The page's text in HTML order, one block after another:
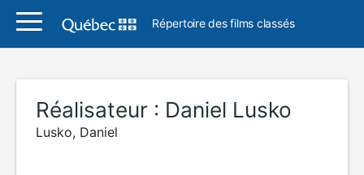
Répertoire des films classés
Réalisateur : Daniel Lusko
Lusko, Daniel